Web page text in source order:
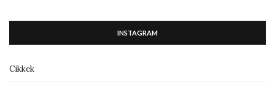
INSTAGRAM
Cikkek